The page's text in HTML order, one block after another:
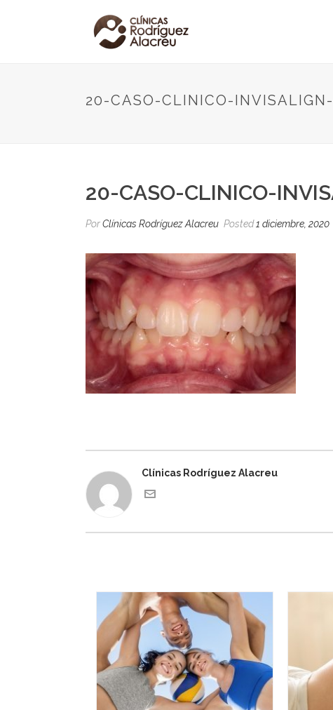
20-CASO-CLINICO-
20-CASO-CLINICO-
PorClínicas Rodríguez Alacreu Posted1 diciembre, 2020
Clínicas Rodríguez Alacreu